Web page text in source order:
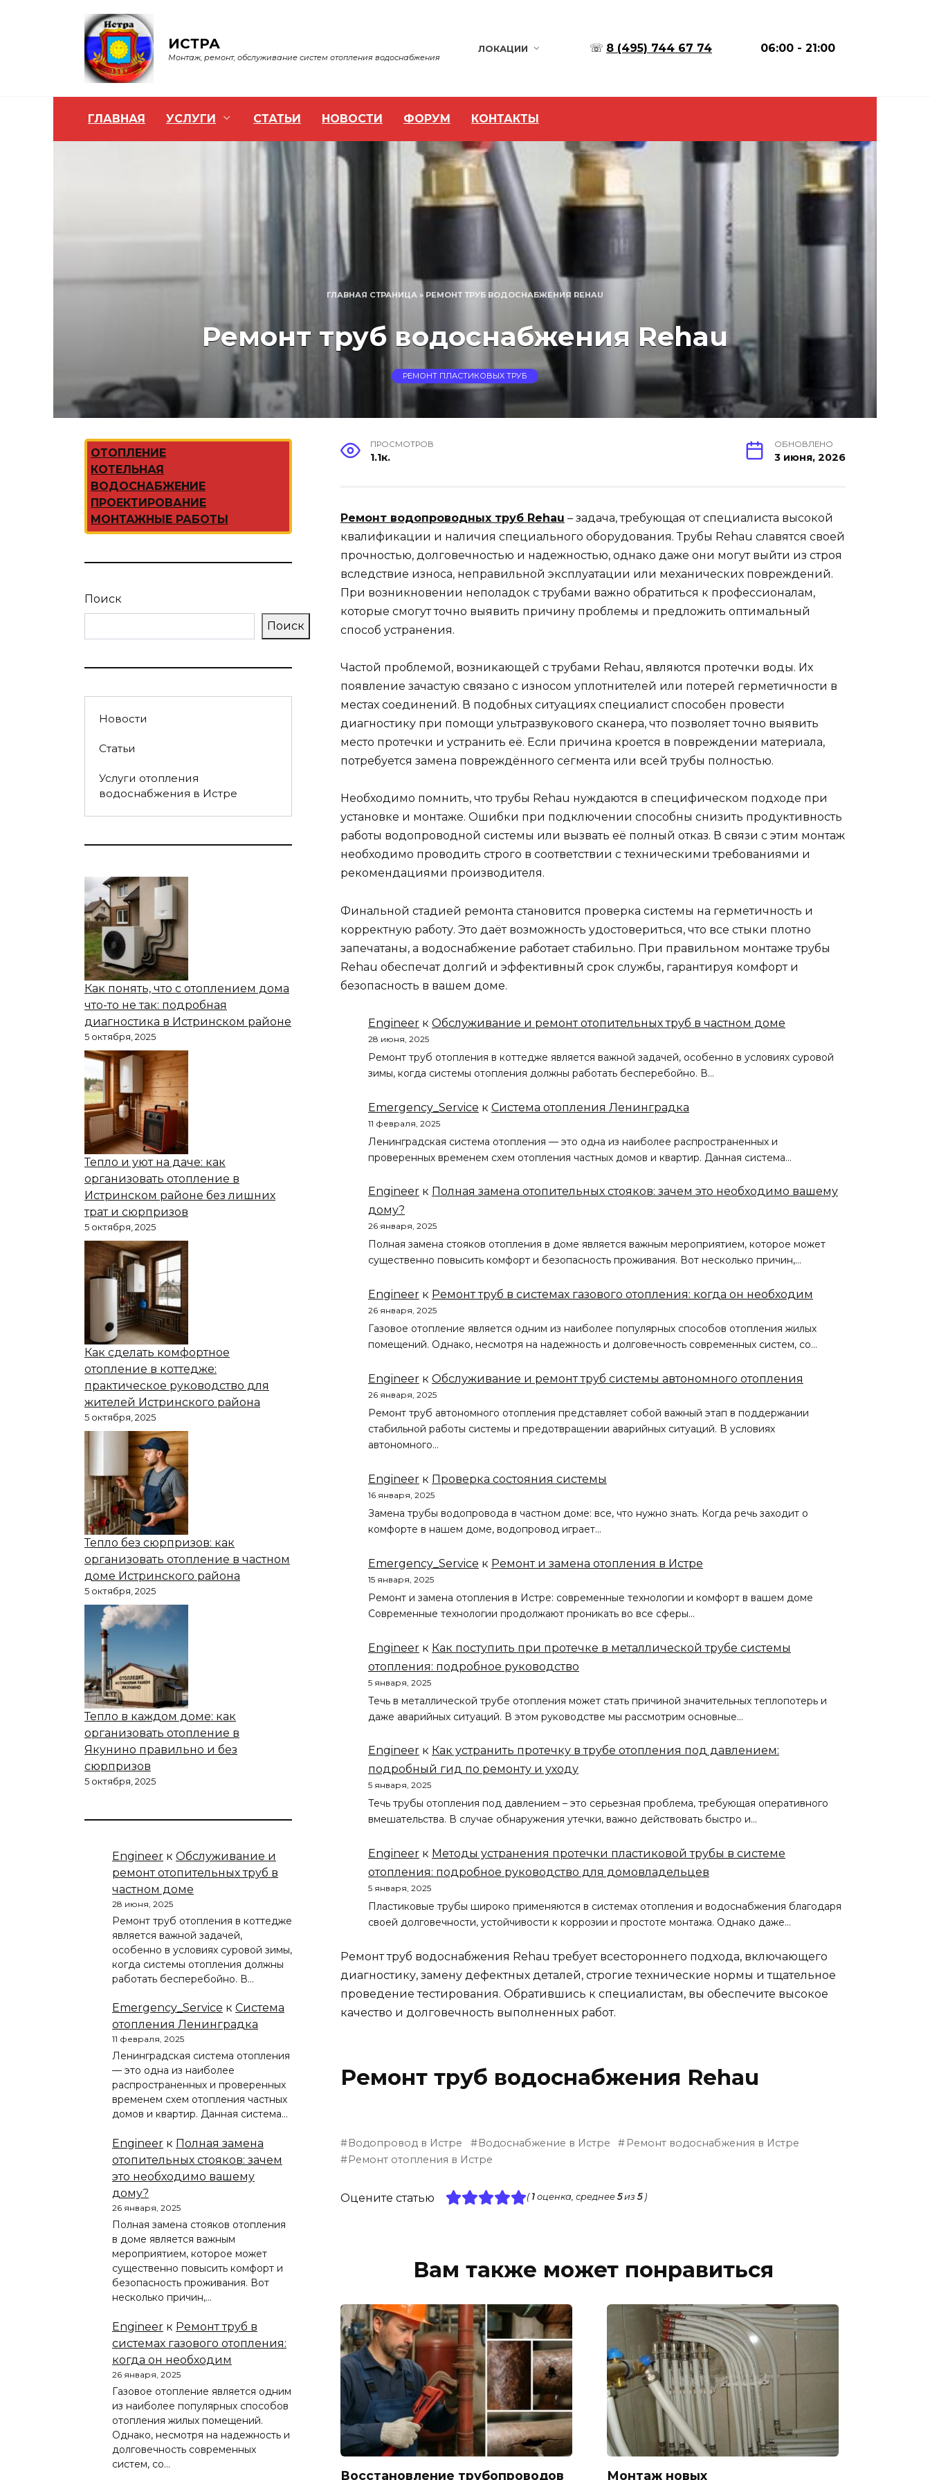
ИСТРА
Монтаж, ремонт, обслуживание систем отопления водоснабжения
ЛОКАЦИИ ☏ 8 (495) 744 67 74 06:00 - 21:00
ГЛАВНАЯ УСЛУГИ СТАТЬИ НОВОСТИ ФОРУМ КОНТАКТЫ
ГЛАВНАЯ СТРАНИЦА » РЕМОНТ ТРУБ ВОДОСНАБЖЕНИЯ REHAU
Ремонт труб водоснабжения Rehau
РЕМОНТ ПЛАСТИКОВЫХ ТРУБ
ПРОСМОТРОВ
1.1к.
ОБНОВЛЕНО
3 июня, 2026
Ремонт водопроводных труб Rehau – задача, требующая от специалиста высокой
квалификации и наличия специального оборудования. Трубы Rehau славятся своей
прочностью, долговечностью и надежностью, однако даже они могут выйти из строя
вследствие износа, неправильной эксплуатации или механических повреждений.
При возникновении неполадок с трубами важно обратиться к профессионалам,
которые смогут точно выявить причину проблемы и предложить оптимальный
способ устранения.
Частой проблемой, возникающей с трубами Rehau, являются протечки воды. Их
появление зачастую связано с износом уплотнителей или потерей герметичности в
местах соединений. В подобных ситуациях специалист способен провести
диагностику при помощи ультразвукового сканера, что позволяет точно выявить
место протечки и устранить её. Если причина кроется в повреждении материала,
потребуется замена повреждённого сегмента или всей трубы полностью.
Необходимо помнить, что трубы Rehau нуждаются в специфическом подходе при
установке и монтаже. Ошибки при подключении способны снизить продуктивность
работы водопроводной системы или вызвать её полный отказ. В связи с этим монтаж
необходимо проводить строго в соответствии с техническими требованиями и
рекомендациями производителя.
Финальной стадией ремонта становится проверка системы на герметичность и
корректную работу. Это даёт возможность удостовериться, что все стыки плотно
запечатаны, а водоснабжение работает стабильно. При правильном монтаже трубы
Rehau обеспечат долгий и эффективный срок службы, гарантируя комфорт и
безопасность в вашем доме.
Engineer к Обслуживание и ремонт отопительных труб в частном доме
28 июня, 2025
Ремонт труб отопления в коттедже является важной задачей, особенно в условиях суровой
зимы, когда системы отопления должны работать бесперебойно. В…
Emergency_Service к Система отопления Ленинградка
11 февраля, 2025
Ленинградская система отопления — это одна из наиболее распространенных и
проверенных временем схем отопления частных домов и квартир. Данная система…
Engineer к Полная замена отопительных стояков: зачем это необходимо вашему
дому?
26 января, 2025
Полная замена стояков отопления в доме является важным мероприятием, которое может
существенно повысить комфорт и безопасность проживания. Вот несколько причин,…
Engineer к Ремонт труб в системах газового отопления: когда он необходим
26 января, 2025
Газовое отопление является одним из наиболее популярных способов отопления жилых
помещений. Однако, несмотря на надежность и долговечность современных систем, со…
Engineer к Обслуживание и ремонт труб системы автономного отопления
26 января, 2025
Ремонт труб автономного отопления представляет собой важный этап в поддержании
стабильной работы системы и предотвращении аварийных ситуаций. В условиях
автономного…
Engineer к Проверка состояния системы
16 января, 2025
Замена трубы водопровода в частном доме: все, что нужно знать. Когда речь заходит о
комфорте в нашем доме, водопровод играет…
Emergency_Service к Ремонт и замена отопления в Истре
15 января, 2025
Ремонт и замена отопления в Истре: современные технологии и комфорт в вашем доме
Современные технологии продолжают проникать во все сферы…
Engineer к Как поступить при протечке в металлической трубе системы
отопления: подробное руководство
5 января, 2025
Течь в металлической трубе отопления может стать причиной значительных теплопотерь и
даже аварийных ситуаций. В этом руководстве мы рассмотрим основные…
Engineer к Как устранить протечку в трубе отопления под давлением:
подробный гид по ремонту и уходу
5 января, 2025
Течь трубы отопления под давлением – это серьезная проблема, требующая оперативного
вмешательства. В случае обнаружения утечки, важно действовать быстро и…
Engineer к Методы устранения протечки пластиковой трубы в системе
отопления: подробное руководство для домовладельцев
5 января, 2025
Пластиковые трубы широко применяются в системах отопления и водоснабжения благодаря
своей долговечности, устойчивости к коррозии и простоте монтажа. Однако даже…
Ремонт труб водоснабжения Rehau требует всестороннего подхода, включающего
диагностику, замену дефектных деталей, строгие технические нормы и тщательное
проведение тестирования. Обратившись к специалистам, вы обеспечите высокое
качество и долговечность выполненных работ.
Ремонт труб водоснабжения Rehau
Водопровод в Истре Водоснабжение в Истре
Ремонт водоснабжения в Истре
Ремонт отопления в Истре
Оцените статью ( 1оценка, среднее 5из 5)
Вам также может понравиться
Восстановление трубопроводов Монтаж новых
ОТОПЛЕНИЕ
КОТЕЛЬНАЯ
ВОДОСНАБЖЕНИЕ
ПРОЕКТИРОВАНИЕ
МОНТАЖНЫЕ РАБОТЫ
Поиск
Поиск
Новости
Статьи
Услуги отопления
водоснабжения в Истре
Как понять, что с отоплением дома
что-то не так: подробная
диагностика в Истринском районе
5 октября, 2025
Тепло и уют на даче: как
организовать отопление в
Истринском районе без лишних
трат и сюрпризов
5 октября, 2025
Как сделать комфортное
отопление в коттедже:
практическое руководство для
жителей Истринского района
5 октября, 2025
Тепло без сюрпризов: как
организовать отопление в частном
доме Истринского района
5 октября, 2025
Тепло в каждом доме: как
организовать отопление в
Якунино правильно и без
сюрпризов
5 октября, 2025
Engineer к Обслуживание и
ремонт отопительных труб в
частном доме
28 июня, 2025
Ремонт труб отопления в коттедже
является важной задачей,
особенно в условиях суровой зимы,
когда системы отопления должны
работать бесперебойно. В…
Emergency_Service к Система
отопления Ленинградка
11 февраля, 2025
Ленинградская система отопления
— это одна из наиболее
распространенных и проверенных
временем схем отопления частных
домов и квартир. Данная система…
Engineer к Полная замена
отопительных стояков: зачем
это необходимо вашему
дому?
26 января, 2025
Полная замена стояков отопления
в доме является важным
мероприятием, которое может
существенно повысить комфорт и
безопасность проживания. Вот
несколько причин,…
Engineer к Ремонт труб в
системах газового отопления:
когда он необходим
26 января, 2025
Газовое отопление является одним
из наиболее популярных способов
отопления жилых помещений.
Однако, несмотря на надежность и
долговечность современных
систем, со…